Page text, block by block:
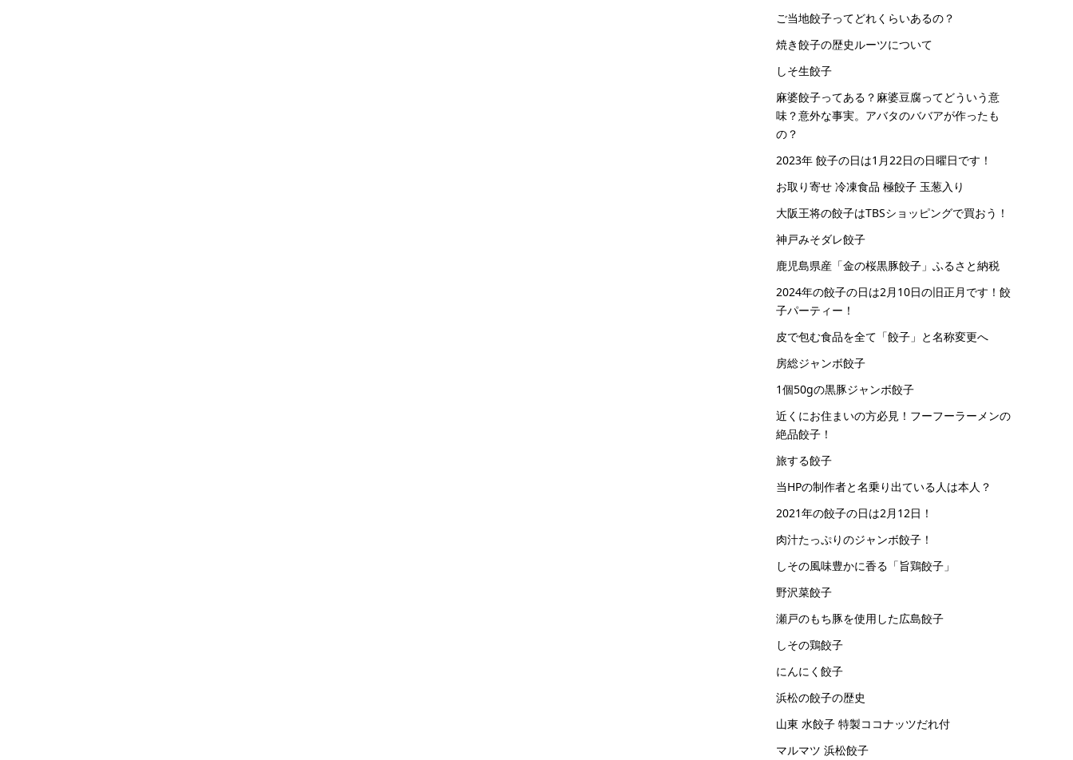
ご当地餃子ってどれくらいあるの？
焼き餃子の歴史ルーツについて
しそ生餃子
麻婆餃子ってある？麻婆豆腐ってどういう意
味？意外な事実。アバタのババアが作ったも
の？
2023年 餃子の日は1月22日の日曜日です！
お取り寄せ 冷凍食品 極餃子 玉葱入り
大阪王将の餃子はTBSショッピングで買おう！
神戸みそダレ餃子
鹿児島県産「金の桜黒豚餃子」ふるさと納税
2024年の餃子の日は2月10日の旧正月です！餃
子パーティー！
皮で包む食品を全て「餃子」と名称変更へ
房総ジャンボ餃子
1個50gの黒豚ジャンボ餃子
近くにお住まいの方必見！フーフーラーメンの
絶品餃子！
旅する餃子
当HPの制作者と名乗り出ている人は本人？
2021年の餃子の日は2月12日！
肉汁たっぷりのジャンボ餃子！
しその風味豊かに香る「旨鶏餃子」
野沢菜餃子
瀬戸のもち豚を使用した広島餃子
しその鶏餃子
にんにく餃子
浜松の餃子の歴史
山東 水餃子 特製ココナッツだれ付
マルマツ 浜松餃子